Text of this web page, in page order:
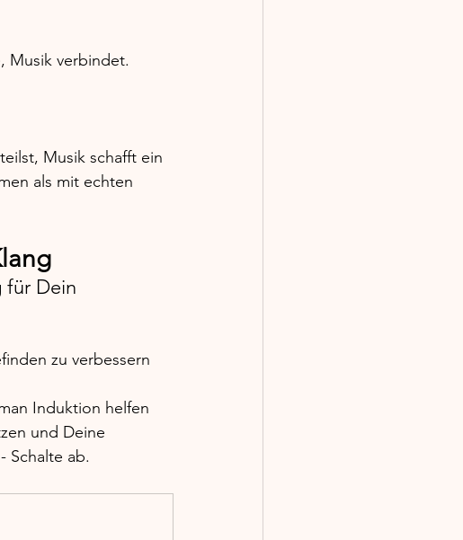
Musik verbindet.
Musik schafft ein
als mit echten
für Dein
zu verbessern
Induktion helfen
und Deine
Schalte ab.